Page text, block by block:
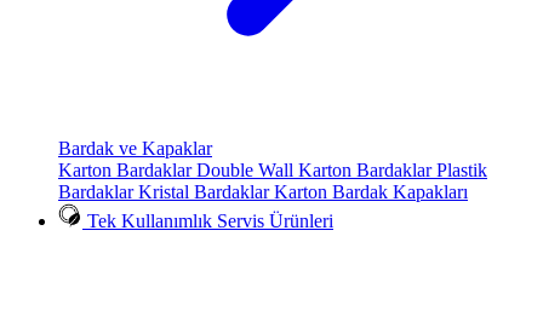
Bardak ve Kapaklar
Karton BardaklarDouble Wall Karton BardaklarPlastik
BardaklarKristal BardaklarKarton Bardak Kapakları
Tek Kullanımlık Servis Ürünleri